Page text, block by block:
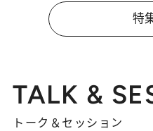
特
TALK &
トーク＆セッション